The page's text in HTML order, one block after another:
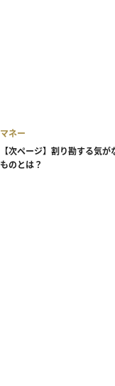
マネー
【次ページ】割り勘する気
ものとは？